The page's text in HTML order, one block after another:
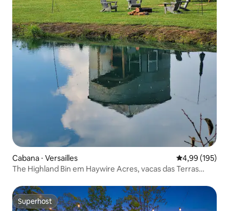
Cabana ⋅ Versailles 4,99 de uma
4,99 (195)
The Highland Bin em Haywire Acres, vacas das Terras
Superhost
Superhost